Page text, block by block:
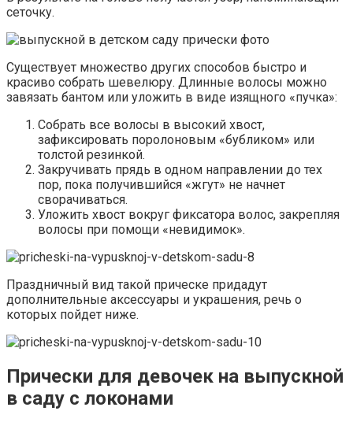
сеточку.
Существует множество других способов быстро и
красиво собрать шевелюру. Длинные волосы можно
завязать бантом или уложить в виде изящного «пучка»:
Собрать все волосы в высокий хвост,
зафиксировать поролоновым «бубликом» или
толстой резинкой.
Закручивать прядь в одном направлении до тех
пор, пока получившийся «жгут» не начнет
сворачиваться.
Уложить хвост вокруг фиксатора волос, закрепляя
волосы при помощи «невидимок».
Праздничный вид такой прическе придадут
дополнительные аксессуары и украшения, речь о
которых пойдет ниже.
Прически для девочек на выпускной
в саду с локонами